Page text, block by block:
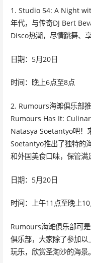
1. Studio 54: A Night
年代，与传奇DJ Bert
Disco热潮，尽情跳舞、
日期：5月20日
时间：晚上6点至8点
2. Rumours海滩俱乐部
Rumours Has It:
Natasya Soetantyo吧！
Soetantyo推出了独特的
和外国美食口味，保管满
日期：5月20日
时间：上午11点至晚上
Rumours海滩俱乐部可
俱乐部，大家除了参加
玩乐，欣赏圣淘沙的海景。